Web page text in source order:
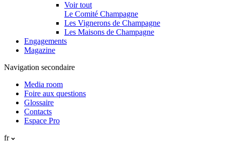
Voir tout
Le Comité Champagne
Les Vignerons de Champagne
Les Maisons de Champagne
Engagements
Magazine
Navigation secondaire
Media room
Foire aux questions
Glossaire
Contacts
Espace Pro
fr